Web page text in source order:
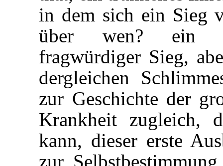
in dem sich ein Sieg
über wen? ein
fragwürdiger Sieg,
dergleichen
zur Geschichte der
Krankheit zugleich,
kann, dieser erste
zur